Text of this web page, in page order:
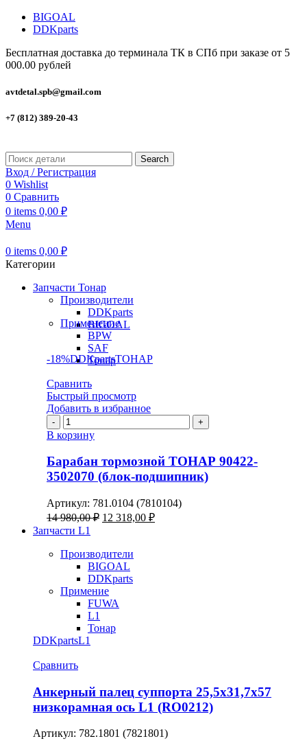
BIGOAL
DDKparts
Бесплатная доставка до терминала ТК в СПб при заказе от 5
000.00 рублей
avtdetal.spb@gmail.com
+7 (812) 389-20-43
Search
Вход / Регистрация
0 Wishlist
0 Сравнить
0 items 0,00 ₽
Menu
0 items 0,00 ₽
Категории
Запчасти Тонар
Производители
DDKparts
BIGOAL
Применение
BPW
SAF
Тонар
-18%DDKpartsТОНАР
Сравнить
Быстрый просмотр
Добавить в избранное
Количество
товара
Барабан
тормозной
ТОНАР
90422-
(блок-
подшипник)
В корзину
Барабан тормозной ТОНАР 90422-
3502070 (блок-подшипник)
Артикул: 781.0104 (7810104)
14 980,00₽ Первоначальная
14
980,00 ₽.
12 318,00 ₽Текущая
Запчасти L1
Производители
BIGOAL
DDKparts
Примение
FUWA
L1
Тонар
DDKpartsL1
Сравнить
Анкерный палец суппорта 25,5х31,7х57
низкорамная ось L1 (RO0212)
Артикул: 782.1801 (7821801)